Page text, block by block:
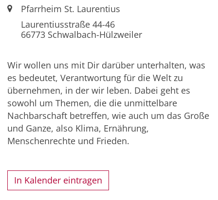
Ort:Pfarrheim St. Laurentius
Laurentiusstraße 44-46
66773Schwalbach-Hülzweiler
Wir wollen uns mit Dir darüber unterhalten, was
es bedeutet, Verantwortung für die Welt zu
übernehmen, in der wir leben. Dabei geht es
sowohl um Themen, die die unmittelbare
Nachbarschaft betreffen, wie auch um das Große
und Ganze, also Klima, Ernährung,
Menschenrechte und Frieden.
In Kalender eintragen